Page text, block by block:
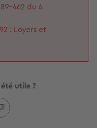
462 du 6
: Loyers et
utile ?